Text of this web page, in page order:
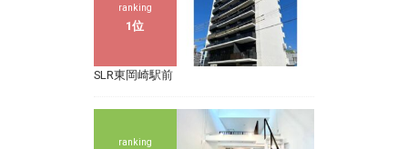
ranking
1位
SLR東岡崎駅前
ranking